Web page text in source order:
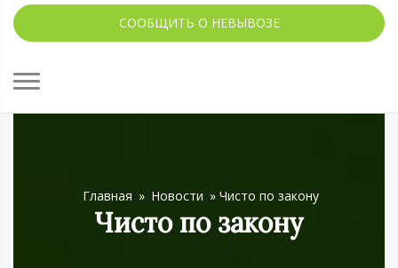
СООБЩИТЬ О НЕВЫВОЗЕ
Главная » Новости » Чисто по закону
Чисто по закону